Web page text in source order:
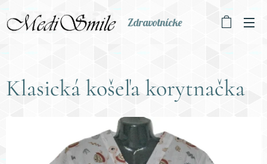
Zdravotnícke
Klasická košeľa korytnačka